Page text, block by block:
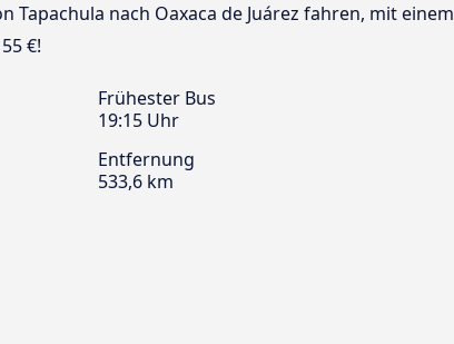
Tapachula nach Oaxaca de Juárez fahren, mit einem
€!
Frühester Bus
19:15 Uhr
Entfernung
533,6 km